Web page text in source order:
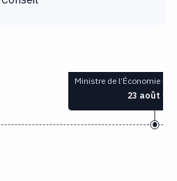
Ministre de l’Économie n°
23 août